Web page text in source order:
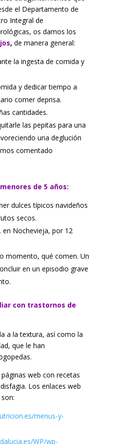
el Departamento de
Integral de
os damos los
, de manera general:
la ingesta de comida y
y dedicar tiempo a
comer deprisa.
cantidades.
las pepitas para una
una deglución
comentado
de 5 años:
dulces típicos navideños
secos.
en Nochevieja, por 12
momento, qué comen. Un
en un episodio grave
con trastornos de
a la textura, así como la
que le han
web con recetas
Los enlaces web
menus-y-
WP/wp-